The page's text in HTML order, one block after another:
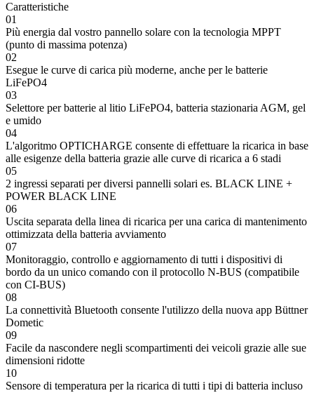
Caratteristiche
01
Più energia dal vostro pannello solare con la tecnologia MPPT
(punto di massima potenza)
02
Esegue le curve di carica più moderne, anche per le batterie
LiFePO4
03
Selettore per batterie al litio LiFePO4, batteria stazionaria AGM, gel
e umido
04
L'algoritmo OPTICHARGE consente di effettuare la ricarica in base
alle esigenze della batteria grazie alle curve di ricarica a 6 stadi
05
2 ingressi separati per diversi pannelli solari es. BLACK LINE +
POWER BLACK LINE
06
Uscita separata della linea di ricarica per una carica di mantenimento
ottimizzata della batteria avviamento
07
Monitoraggio, controllo e aggiornamento di tutti i dispositivi di
bordo da un unico comando con il protocollo N-BUS (compatibile
con CI-BUS)
08
La connettività Bluetooth consente l'utilizzo della nuova app Büttner
Dometic
09
Facile da nascondere negli scompartimenti dei veicoli grazie alle sue
dimensioni ridotte
10
Sensore di temperatura per la ricarica di tutti i tipi di batteria incluso